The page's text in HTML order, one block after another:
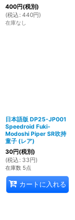
400円(税別)
(税込 : 440円)
在庫なし
日本語版 DP25-JP001
Speedroid Fuki-
Modoshi Piper SR吹持
童子 (レア)
30円(税別)
(税込 : 33円)
在庫数 5点
カートに入れる